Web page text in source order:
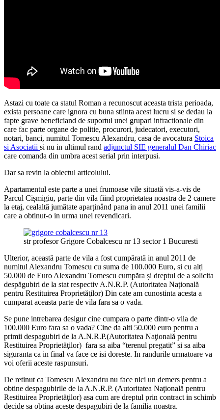
Astazi cu toate ca statul Roman a recunoscut aceasta trista perioada,
exista persoane care ignora cu buna stiinta acest lucru si se dedau la
fapte grave beneficiand de suportul unei grupari infractionale din
care fac parte organe de politie, procurori, judecatori, executori,
notari, banci, numitul Tomescu Alexandru, casa de avocatura Stoica
si Asociatii si nu in ultimul rand adjunctul SIE generalul Dan Chiriac
care comanda din umbra acest serial prin interpusi.
Dar sa revin la obiectul articolului.
Apartamentul este parte a unei frumoase vile situată vis-a-vis de
Parcul Cișmigiu, parte din vila fiind proprietatea noastra de 2 camere
la etaj, cealaltă jumătate aparținând pana in anul 2011 unei familii
care a obtinut-o in urma unei revendicari.
str profesor Grigore Cobalcescu nr 13 sector 1 Bucuresti
Ulterior, această parte de vila a fost cumpărată in anul 2011 de
numitul Alexandru Tomescu cu suma de 100.000 Euro, si cu alți
50.000 de Euro Alexandru Tomescu cumpăra și dreptul de a solicita
despăgubiri de la stat respectiv A.N.R.P. (Autoritatea Naţională
pentru Restituirea Proprietăţilor) Din cate am cunostinta acesta a
cumparat aceasta parte de vila fara sa o vada.
Se pune intrebarea desigur cine cumpara o parte dintr-o vila de
100.000 Euro fara sa o vada? Cine da alti 50.000 euro pentru a
primii despagubiri de la A.N.R.P.(Autoritatea Naţională pentru
Restituirea Proprietăţilor) fara sa aiba “terenul pregatit” si sa aiba
siguranta ca in final va face ce isi doreste. In randurile urmatoare va
voi oferii aceste raspunsuri.
De retinut ca Tomescu Alexandru nu face nici un demers pentru a
obtine despagubirile de la A.N.R.P. (Autoritatea Naţională pentru
Restituirea Proprietăţilor) asa cum are dreptul prin contract in schimb
decide sa obtina aceste despagubiri de la familia noastra.